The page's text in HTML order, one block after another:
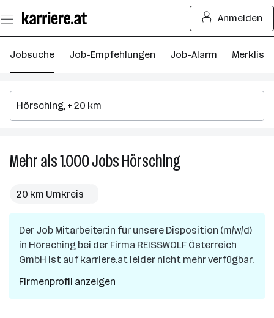
Seiteninhalt
springen
Anmelden
Jobsuche Job-Empfehlungen Job-Alarm Merkliste
Mehr als 1.000JobsHörschingMehr
als
in
Hörsching
20 km Umkreis
Der Job Mitarbeiter:in für unsere Disposition (m/w/d)
in Hörsching bei der Firma REISSWOLF Österreich
GmbH ist auf karriere.at leider nicht mehr verfügbar.
Firmenprofil anzeigen